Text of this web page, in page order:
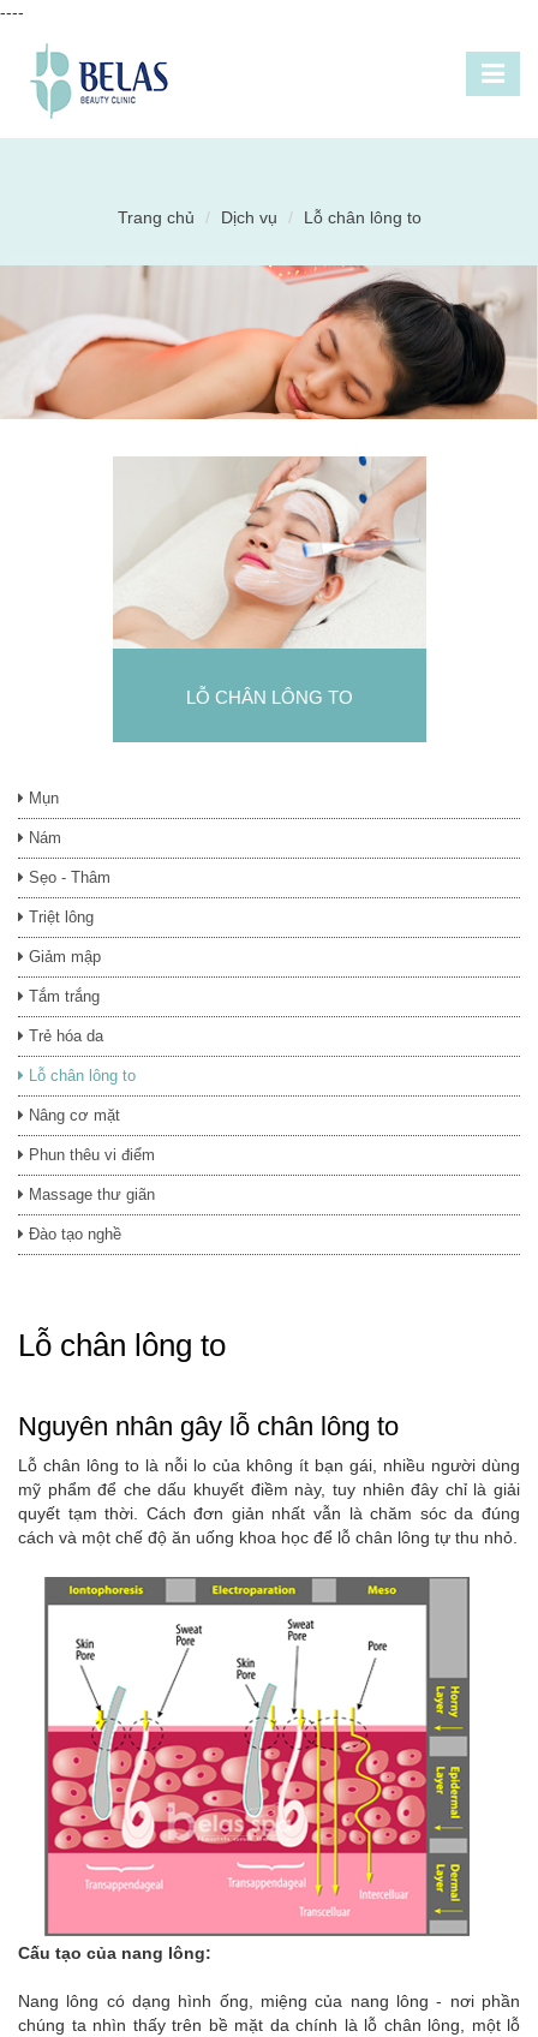
----
Trang chủ Dịch vụ Lỗ chân lông to
LỖ CHÂN LÔNG TO
Mụn
Nám
Sẹo - Thâm
Triệt lông
Giảm mập
Tắm trắng
Trẻ hóa da
Lỗ chân lông to
Nâng cơ mặt
Phun thêu vi điểm
Massage thư giãn
Đào tạo nghề
Lỗ chân lông to
Nguyên nhân gây lỗ chân lông to
Lỗ chân lông to là nỗi lo của không ít bạn gái, nhiều người dùng
mỹ phẩm để che dấu khuyết điềm này, tuy nhiên đây chỉ là giải
quyết tạm thời. Cách đơn giản nhất vẫn là chăm sóc da đúng
cách và một chế độ ăn uống khoa học để lỗ chân lông tự thu nhỏ.
Cấu tạo của nang lông:
Nang lông có dạng hình ống, miệng của nang lông - nơi phần
chúng ta nhìn thấy trên bề mặt da chính là lỗ chân lông, một lỗ